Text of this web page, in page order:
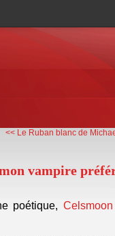
<< Le Ruban blanc de
vampire
poétique, Celsmoon